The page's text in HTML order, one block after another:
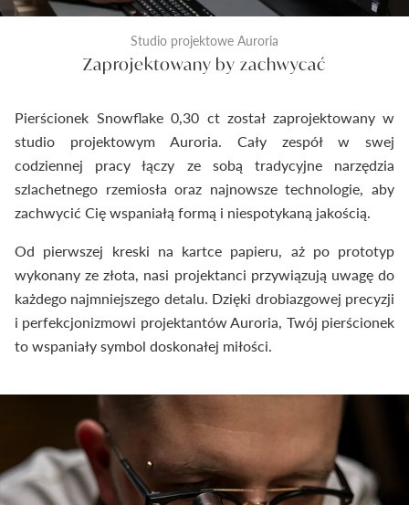
Studio projektowe Auroria
Zaprojektowany by zachwycać
Pierścionek Snowflake 0,30 ct został zaprojektowany w
studio projektowym Auroria. Cały zespół w swej
codziennej pracy łączy ze sobą tradycyjne narzędzia
szlachetnego rzemiosła oraz najnowsze technologie, aby
zachwycić Cię wspaniałą formą i niespotykaną jakością.
Od pierwszej kreski na kartce papieru, aż po prototyp
wykonany ze złota, nasi projektanci przywiązują uwagę do
każdego najmniejszego detalu. Dzięki drobiazgowej precyzji
i perfekcjonizmowi projektantów Auroria, Twój pierścionek
to wspaniały symbol doskonałej miłości.